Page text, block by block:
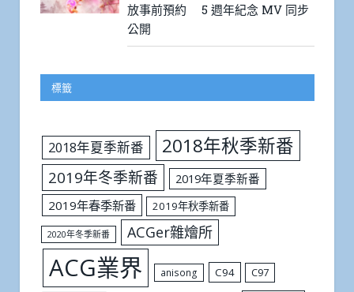
放事前預約 5 週年紀念 MV 同步
公開
標籤
2018年夏季新番 2018年秋季新番
2019年冬季新番
2019年夏季新番
2019年春季新番
2019年秋季新番
2020年冬季新番 ACGer雜燴所
ACG業界 anisong C94 C97